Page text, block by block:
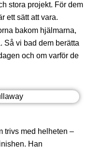
stora projekt. För dem
ett sätt att vara.
bakom hjälmarna,
Så vi bad dem berätta
och om varför de
trivs med helheten –
Han